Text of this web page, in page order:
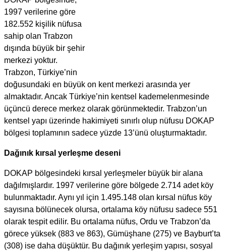
1997 verilerine göre
182.552 kişilik nüfusa
sahip olan Trabzon
dışında büyük bir şehir
merkezi yoktur.
Trabzon, Türkiye’nin
doğusundaki en büyük on kent merkezi arasında yer
almaktadır. Ancak Türkiye’nin kentsel kademelenmesinde
üçüncü derece merkez olarak görünmektedir. Trabzon’un
kentsel yapı üzerinde hakimiyeti sınırlı olup nüfusu DOKAP
bölgesi toplamının sadece yüzde 13’ünü oluşturmaktadır.
Dağınık kırsal yerleşme deseni
DOKAP bölgesindeki kırsal yerleşmeler büyük bir alana
dağılmışlardır. 1997 verilerine göre bölgede 2.714 adet köy
bulunmaktadır. Aynı yıl için 1.495.148 olan kırsal nüfus köy
sayısına bölünecek olursa, ortalama köy nüfusu sadece 551
olarak tespit edilir. Bu ortalama nüfus, Ordu ve Trabzon’da
görece yüksek (883 ve 863), Gümüşhane (275) ve Bayburt’ta
(308) ise daha düşüktür. Bu dağınık yerleşim yapısı, sosyal